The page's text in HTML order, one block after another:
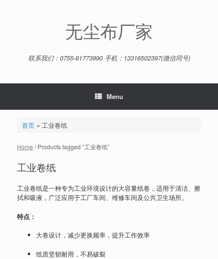
无尘布厂家
联系我们：0755-81773990 手机：13316502397(微信同号)
Menu
首页» 工业卷纸
Home / Products tagged “工业卷纸”
工业卷纸
工业卷纸是一种专为工业环境设计的大容量纸卷，适用于清洁、擦
拭和吸液，广泛应用于工厂车间、维修车间及公共卫生场所。
特点：
大卷设计，减少更换频率，提升工作效率
纸质坚韧耐用，不易破裂